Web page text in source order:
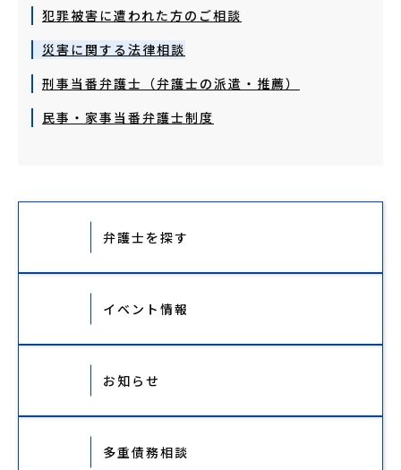
犯罪被害に遭われた方のご相談
災害に関する法律相談
刑事当番弁護士（弁護士の派遣・推薦）
民事・家事当番弁護士制度
弁護士を探す
イベント情報
お知らせ
多重債務相談